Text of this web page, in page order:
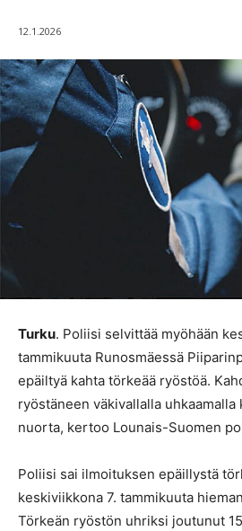
12.1.2026
Turku. Poliisi selvittää myöhään
tammikuuta Runosmäessä
epäiltyä kahta törkeää ryöstöä.
ryöstäneen väkivallalla uhkaamalla
nuorta, kertoo Lounais-Suomen
Poliisi sai ilmoituksen epäillystä
keskiviikkona 7. tammikuuta
Törkeän ryöstön uhriksi joutunut